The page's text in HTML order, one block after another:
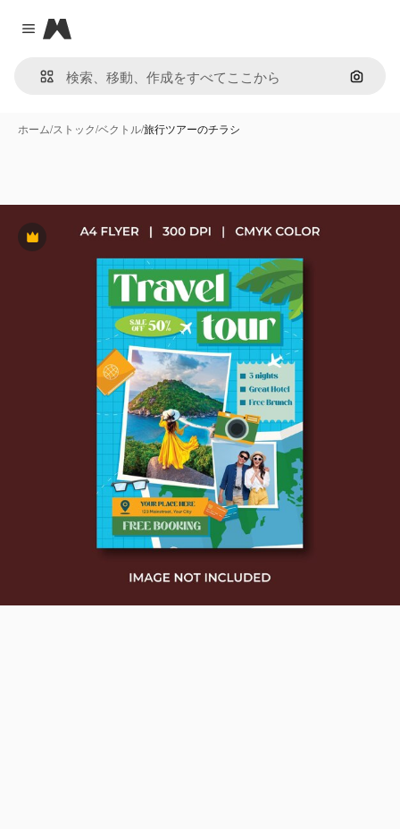
Close menu
Magnific
画像で
ホーム/ストック/ベクトル/旅行ツアーのチラシ
Premium